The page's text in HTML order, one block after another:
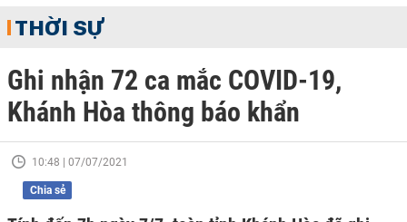
THỜI SỰ
Ghi nhận 72 ca mắc COVID-19,
Khánh Hòa thông báo khẩn
10:48 | 07/07/2021
Chia sẻ